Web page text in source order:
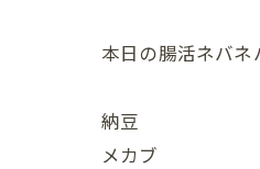
本日の腸活ネバネ
納豆
メカブ